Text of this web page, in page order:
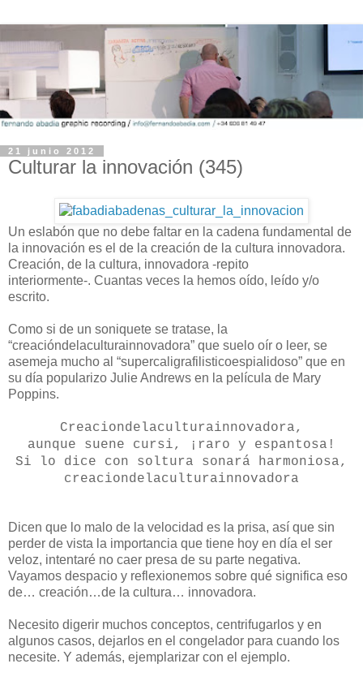
21 junio 2012
Culturar la innovación (345)
Un eslabón que no debe faltar en la cadena fundamental de
la innovación es el de la creación de la cultura innovadora.
Creación, de la cultura, innovadora -repito
interiormente-. Cuantas veces la hemos oído, leído y/o
escrito.
Como si de un soniquete se tratase, la
“creacióndelaculturainnovadora” que suelo oír o leer, se
asemeja mucho al “supercaligrafilisticoespialidoso” que en
su día popularizo Julie Andrews en la película de Mary
Poppins.
Creaciondelaculturainnovadora,
aunque suene cursi, ¡raro y espantosa!
Si lo dice con soltura sonará harmoniosa,
creaciondelaculturainnovadora
Dicen que lo malo de la velocidad es la prisa, así que sin
perder de vista la importancia que tiene hoy en día el ser
veloz, intentaré no caer presa de su parte negativa.
Vayamos despacio y reflexionemos sobre qué significa eso
de… creación…de la cultura… innovadora.
Necesito digerir muchos conceptos, centrifugarlos y en
algunos casos, dejarlos en el congelador para cuando los
necesite. Y además, ejemplarizar con el ejemplo.